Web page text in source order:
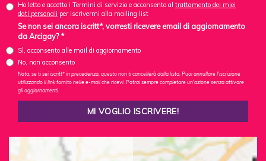
Ho letto e accetto i Termini di servizio e acconsento al trattamento dei miei
dati personali per iscrivermi alla mailing list
Se non sei ancora iscritt*, vorresti ricevere email di aggiornamento
da Arcigay? *
Sì, acconsento alle mail di aggiornamento
No, non acconsento
Nota: se ti sei iscritt* in precedenza, questo non ti cancellerà dalla lista. Puoi annullare l'iscrizione
utilizzando il link fornito nelle e-mail che ricevi. Potrai sempre completare un'azione senza attivare
gli aggiornamenti.